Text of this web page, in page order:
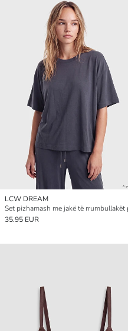
LCW DREAM
35.95 EUR